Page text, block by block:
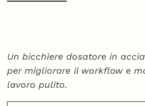
Un bicchiere dosatore in
per migliorare il workflow e
lavoro pulito.